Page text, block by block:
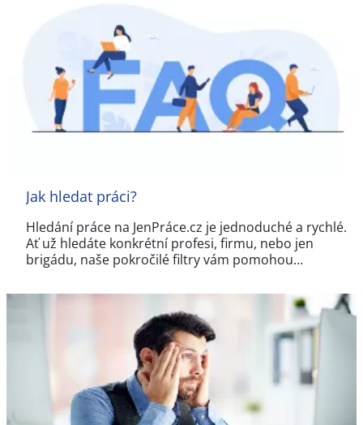
Jak hledat práci?
Hledání práce na JenPráce.cz je jednoduché a rychlé.
Ať už hledáte konkrétní profesi, firmu, nebo jen
brigádu, naše pokročilé filtry vám pomohou…